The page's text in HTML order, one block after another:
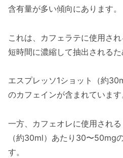
含有量が多い傾向にあります。
これは、カフェラテに使用さ
短時間に濃縮して抽出されるた
エスプレッソ1ショット（約
のカフェインが含まれています
一方、カフェオレに使用され
（約30ml）あたり30〜50mg
す。